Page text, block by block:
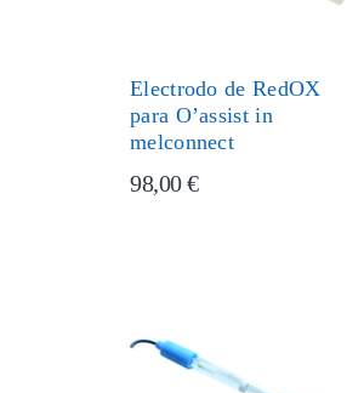
Electrodo de RedOX
para O’assist in
melconnect
98,00 €